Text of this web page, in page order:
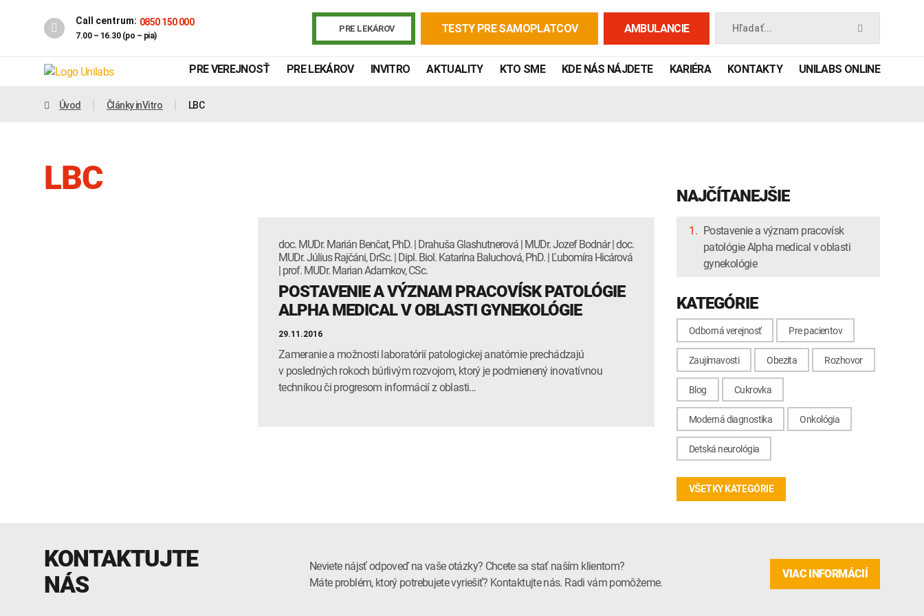
Call centrum: 0850 150 000
7.00 – 16.30 (po – pia)
PRE LEKÁROV TESTY PRE SAMOPLATCOV AMBULANCIE Hľadať...
Covid-19 Žiadanky a tlačivá Výsledky vyšetrení Kortizol Odberová príručka
INTOLERANCIA POTRAVÍN Lymská borelióza Human papillomavirus (HPV)
PRE VEREJNOSŤ PRE LEKÁROV INVITRO AKTUALITY KTO SME KDE NÁS NÁJDETE KARIÉRA KONTAKTY UNILABS ONLINE
Úvod Články inVitro LBC
LBC
doc. MUDr. Marián Benčat, PhD. | Drahuša Glashutnerová | MUDr. Jozef Bodnár | doc.
MUDr. Július Rajčáni, DrSc. | Dipl. Biol. Katarína Baluchová, PhD. | Ľubomíra Hicárová
| prof. MUDr. Marian Adamkov, CSc.
POSTAVENIE A VÝZNAM PRACOVÍSK PATOLÓGIE
ALPHA MEDICAL V OBLASTI GYNEKOLÓGIE
29.11.2016
Zameranie a možnosti laboratórií patologickej anatómie prechádzajú
v posledných rokoch búrlivým rozvojom, ktorý je podmienený inovatívnou
technikou či progresom informácií z oblasti…
NAJČÍTANEJŠIE
1. Postavenie a význam pracovísk
patológie Alpha medical v oblasti
gynekológie
KATEGÓRIE
Odborná verejnosť Pre pacientov
Zaujímavosti Obezita Rozhovor
Blog Cukrovka
Moderná diagnostika Onkológia
Detská neurológia
VŠETKY KATEGÓRIE
KONTAKTUJTE
NÁS
Neviete nájsť odpoveď na vaše otázky? Chcete sa stať naším klientom?
Máte problém, ktorý potrebujete vyriešiť? Kontaktujte nás. Radi vám pomôžeme.
VIAC INFORMÁCIÍ